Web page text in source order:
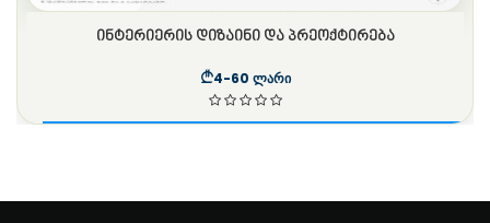
ᲘᲜᲢᲔᲠᲘᲔᲠᲘᲡ ᲓᲘᲖᲐᲘᲜᲘ ᲓᲐ ᲞᲠᲔᲝᲥᲢᲘᲠᲔᲑᲐ
4-60 ლარი